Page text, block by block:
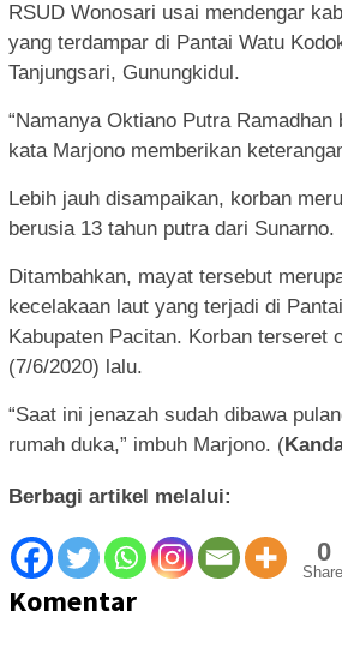
RSUD Wonosari usai mendengar
yang terdampar di Pantai Watu
Tanjungsari, Gunungkidul.
“Namanya Oktiano Putra Ramadhan
kata Marjono memberikan
Lebih jauh disampaikan, korban
berusia 13 tahun putra dari Sunarno.
Ditambahkan, mayat tersebut
kecelakaan laut yang terjadi di
Kabupaten Pacitan. Korban terseret
(7/6/2020) lalu.
“Saat ini jenazah sudah dibawa
rumah duka,” imbuh Marjono. (
Berbagi artikel melalui:
0
Komentar